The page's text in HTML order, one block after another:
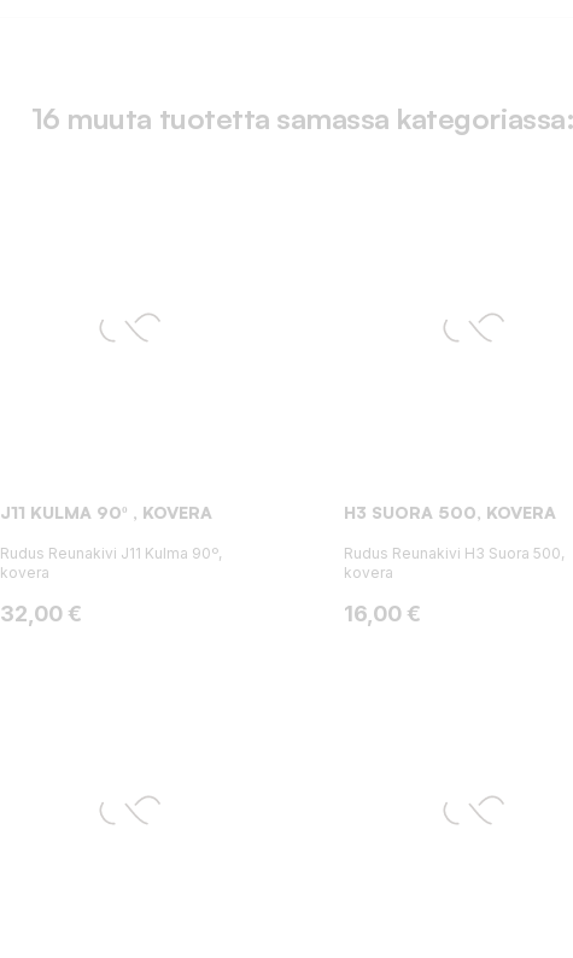
16 muuta tuotetta samassa
J11 KULMA 90º , KOVERA
Rudus Reunakivi J11 Kulma 90º,
kovera
Hinta
32,00 €
H3 SUORA 500, KOVERA
Rudus Reunakivi H3 Suora 500,
kovera
Hinta
16,00 €